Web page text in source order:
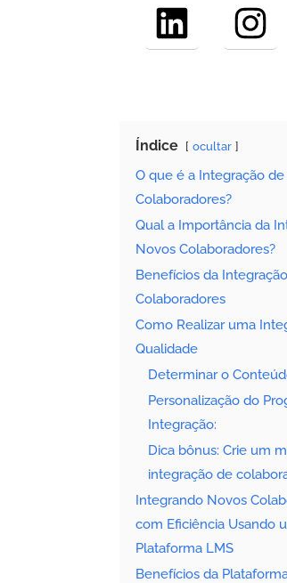
LinkedIn
Índice ocultar
O que é a Integração
Colaboradores?
Qual a Importância da
Novos Colaboradores?
Benefícios da
Colaboradores
Como Realizar uma
Qualidade
Determinar o
Personalização do
Integração:
Dica bônus: Crie um
integração de
Integrando Novos
com Eficiência Usando
Plataforma LMS
Benefícios da